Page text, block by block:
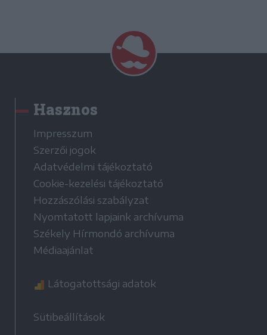
Hasznos
Impresszum
Szerzői jogok
Adatvédelmi tájékoztató
Cookie-kezelési tájékoztató
Hozzászólási szabályzat
Nyomtatott lapjaink archívuma
Székely Hírmondó archívuma
Médiaajánlat
Látogatottsági adatok
Sütibeállítások